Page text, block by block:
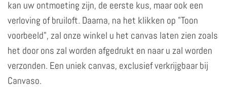
kan uw ontmoeting zijn, de eerste kus, maar ook een
verloving of bruiloft. Daarna, na het klikken op "Toon
voorbeeld", zal onze winkel u het canvas laten zien zoals
het door ons zal worden afgedrukt en naar u zal worden
verzonden. Een uniek canvas, exclusief verkrijgbaar bij
Canvaso.